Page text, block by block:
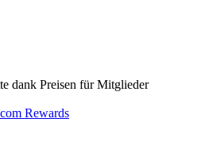
dank Preisen für Mitglieder
Rewards